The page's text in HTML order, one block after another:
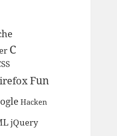
C
Fun
Hacken
jQuery